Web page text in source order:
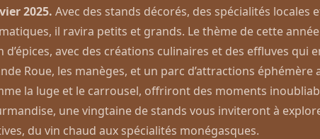
2025. Avec des stands décorés, des spécialités locales
il ravira petits et grands. Le thème de cette
d’épices, avec des créations culinaires et des effluves qui
Roue, les manèges, et un parc d’attractions éphémère
la luge et le carrousel, offriront des moments
une vingtaine de stands vous inviteront à
du vin chaud aux spécialités monégasques.